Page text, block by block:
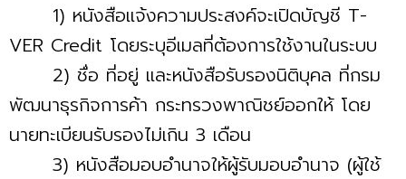
1) หนังสือแจ้งความประสงค์จะเปิดบัญชี T-
VER Credit โดยระบุอีเมลที่ต้องการใช้งานในระบบ
2) ชื่อ ที่อยู่ และหนังสือรับรองนิติบุคล ที่กรม
พัฒนาธุรกิจการค้า กระทรวงพาณิชย์ออกให้ โดย
นายทะเบียนรับรองไม่เกิน 3 เดือน
3) หนังสือมอบอำนาจให้ผู้รับมอบอำนาจ (ผู้ใช้